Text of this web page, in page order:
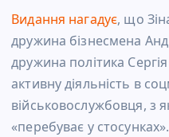
Видання нагадує, що
дружина бізнесмена
дружина політика
активну діяльність в
військовослужбовця, з
«перебуває у стосунках».